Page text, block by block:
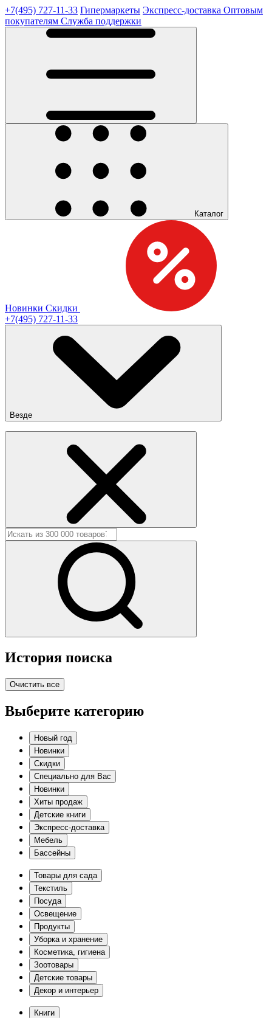
+7(495) 727-11-33 Гипермаркеты Экспресс-доставка Оптовым
покупателям Служба поддержки
Каталог
Новинки Скидки
+7(495) 727-11-33
Везде
История поиска
Очистить все
Выберите категорию
Новый год
Новинки
Скидки
Специально для Вас
Новинки
Хиты продаж
Детские книги
Экспресс-доставка
Мебель
Бассейны
Товары для сада
Текстиль
Посуда
Освещение
Продукты
Уборка и хранение
Косметика, гигиена
Зоотовары
Детские товары
Декор и интерьер
Книги